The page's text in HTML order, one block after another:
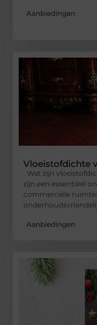
Aanbiedingen
Vloeistofdichte
Wat zijn
zijn een essentieel
commerciële
Aanbiedingen